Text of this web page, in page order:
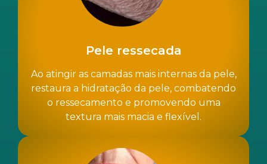
Pele ressecada
Ao atingir as camadas mais internas da pele,
restaura a hidratação da pele, combatendo
o ressecamento e promovendo uma
textura mais macia e flexível.